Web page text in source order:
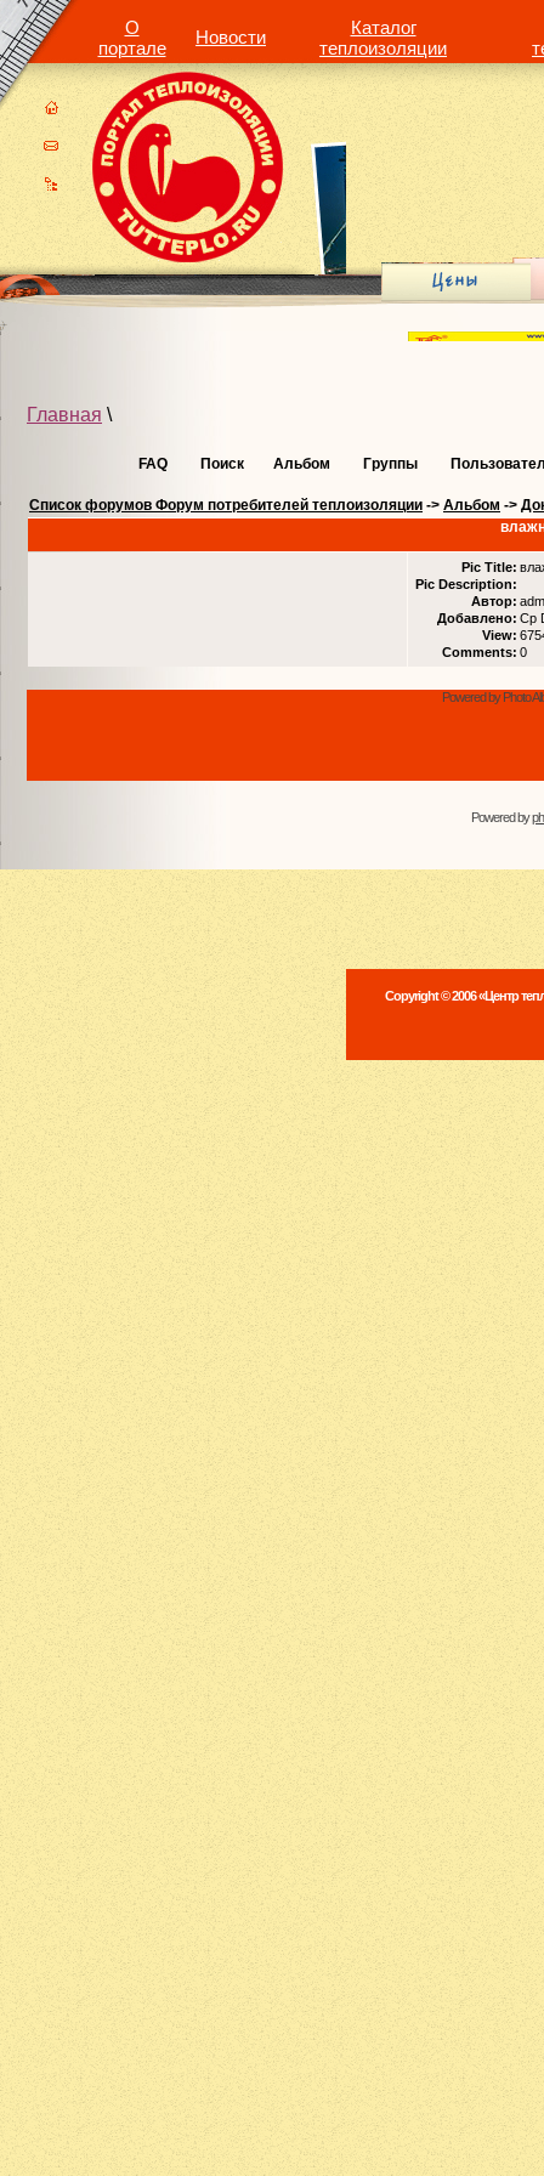
О
портале
Новости
Каталог
теплоизоляции
Главная \
FAQ Поиск Альбом Группы
Список форумов Форум потребителей теплоизоляции -> Альбом ->
Pic Title:
Pic Description:
Автор:
Добавлено: Ср
View:
Comments: 0
Powered by Photo
Powered by
Copyright © 2006 «Центр